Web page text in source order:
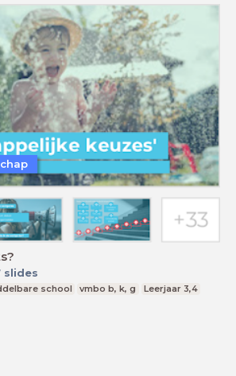
slides
school vmbo b, k, g Leerjaar 3,4